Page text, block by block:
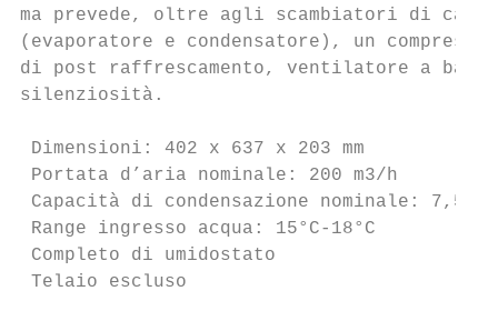
ma prevede, oltre agli scambiatori di
(evaporatore e condensatore), un
di post raffrescamento, ventilatore a
silenziosità.
Dimensioni: 402 x 637 x 203 mm
Portata d’aria nominale: 200 m3/h
Capacità di condensazione
Range ingresso acqua: 15°C-18°C
Completo di umidostato
Telaio escluso